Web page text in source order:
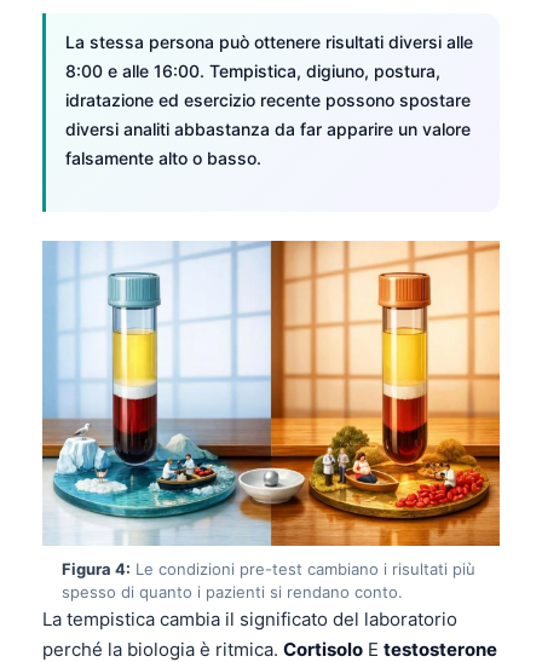
La stessa persona può ottenere risultati diversi alle
8:00 e alle 16:00. Tempistica, digiuno, postura,
idratazione ed esercizio recente possono spostare
diversi analiti abbastanza da far apparire un valore
falsamente alto o basso.
Figura 4: Le condizioni pre-test cambiano i risultati più
spesso di quanto i pazienti si rendano conto.
La tempistica cambia il significato del laboratorio
perché la biologia è ritmica. Cortisolo E testosterone